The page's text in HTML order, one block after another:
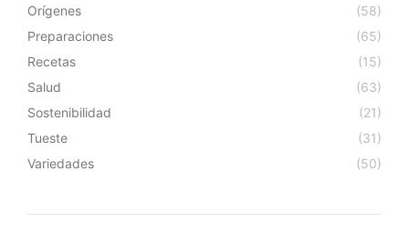
Orígenes
(58)
Preparaciones
(65)
Recetas
(15)
Salud
(63)
Sostenibilidad
(21)
Tueste
(31)
Variedades
(50)